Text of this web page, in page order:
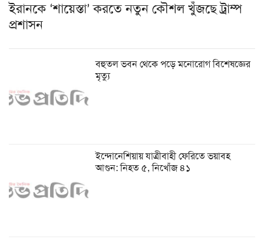
ইরানকে ‘শায়েস্তা’ করতে নতুন কৌশল খুঁজছে ট্রাম্প
প্রশাসন
বহুতল ভবন থেকে পড়ে মনোরোগ বিশেষজ্ঞের
মৃত্যু
ইন্দোনেশিয়ায় যাত্রীবাহী ফেরিতে ভয়াবহ
আগুন: নিহত ৫, নিখোঁজ ৪১